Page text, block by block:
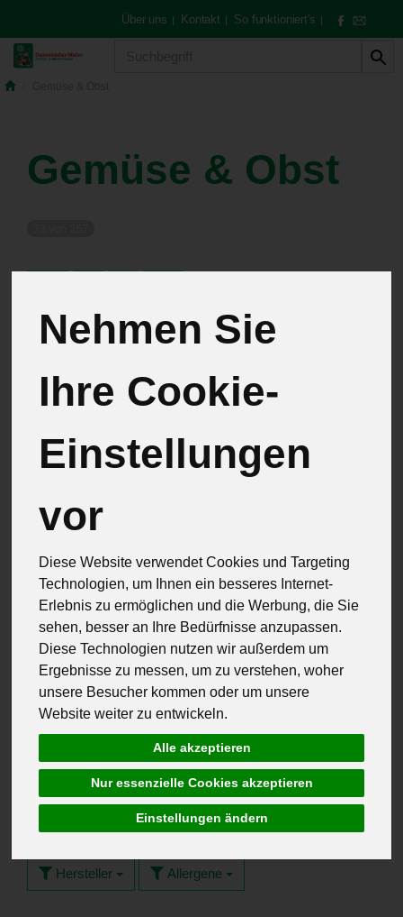
Nehmen Sie
Ihre Cookie-
Einstellungen
vor
Diese Website verwendet Cookies und Targeting
Technologien, um Ihnen ein besseres Internet-
Erlebnis zu ermöglichen und die Werbung, die Sie
sehen, besser an Ihre Bedürfnisse anzupassen.
Diese Technologien nutzen wir außerdem um
Ergebnisse zu messen, um zu verstehen, woher
unsere Besucher kommen oder um unsere
Website weiter zu entwickeln.
Alle akzeptieren
Nur essenzielle Cookies akzeptieren
Einstellungen ändern
Über uns | Kontakt | So funktioniert's |
Gemüse & Obst
Kartoffeln
Salate
Kohlgemüse
Wurzel- & Knollengemüse
Zwiebel- & Lauchgemüse
13
Obst & Beeren
Hülsenfrüchte
Zitrus- & Südfrüchte
Hersteller Allergene